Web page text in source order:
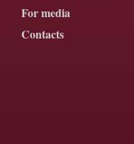
For media
Contacts